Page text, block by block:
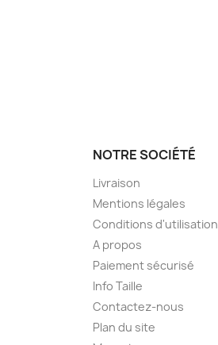
NOTRE SOCIÉTÉ
Livraison
Mentions légales
Conditions d'utilisation
A propos
Paiement sécurisé
Info Taille
Contactez-nous
Plan du site